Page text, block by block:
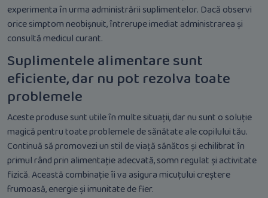
experimenta în urma administrării suplimentelor. Dacă observi
orice simptom neobișnuit, întrerupe imediat administrarea și
consultă medicul curant.
Suplimentele alimentare sunt
eficiente, dar nu pot rezolva toate
problemele
Aceste produse sunt utile în multe situații, dar nu sunt o soluție
magică pentru toate problemele de sănătate ale copilului tău.
Continuă să promovezi un stil de viață sănătos și echilibrat în
primul rând prin alimentație adecvată, somn regulat și activitate
fizică. Această combinație îi va asigura micuțului creștere
frumoasă, energie și imunitate de fier.